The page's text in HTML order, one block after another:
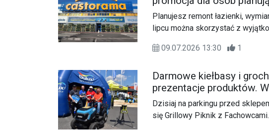
Planujesz remont łazienki,
lipcu można skorzystać z
do inwestycji, klienci zapłacą
09.07.2026 13:30 1
Darmowe kiełbasy i
prezentacje produktów.
fachowcami.
Dzisiaj na parkingu przed
się Grillowy Piknik z Fachowcami.